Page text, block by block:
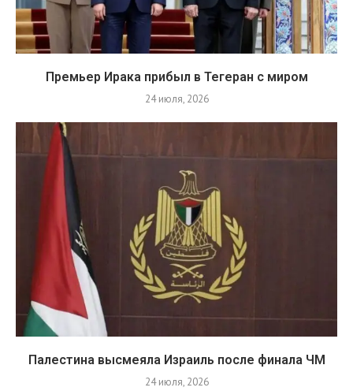
Премьер Ирака прибыл в Тегеран с миром
24 июля, 2026
Палестина высмеяла Израиль после финала ЧМ
24 июля, 2026